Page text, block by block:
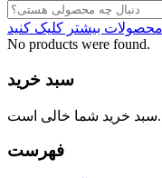
No products were found.
سبد خرید
سبد خرید شما خالی است.
فهرست